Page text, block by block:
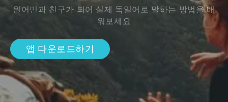
원어민과 친구가 되어 실제 독일어로 말하는 방법을 배
워보세요
앱 다운로드하기